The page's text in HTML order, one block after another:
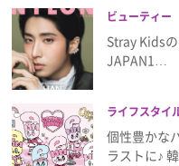
ビューティー
Stray Kids
JAPAN1…
ライフスタイ
個性豊かな
ラストに♪